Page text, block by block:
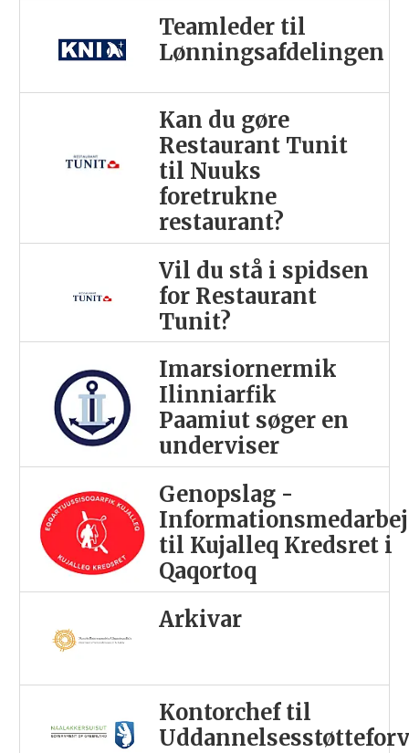
Teamleder til
Lønningsafdelingen
Kan du gøre
Restaurant Tunit
til Nuuks
foretrukne
restaurant?
Vil du stå i spidsen
for Restaurant
Tunit?
Imarsiornermik
Ilinniarfik
Paamiut søger en
underviser
Genopslag -
til Kujalleq Kredsret i
Qaqortoq
Arkivar
Kontorchef til